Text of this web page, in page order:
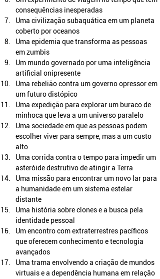
consequências inesperadas
Uma civilização subaquática em um planeta
coberto por oceanos
Uma epidemia que transforma as pessoas
em zumbis
Um mundo governado por uma inteligência
artificial onipresente
Uma rebelião contra um governo opressor em
um futuro distópico
Uma expedição para explorar um buraco de
minhoca que leva a um universo paralelo
Uma sociedade em que as pessoas podem
escolher viver para sempre, mas a um custo
alto
Uma corrida contra o tempo para impedir um
asteróide destrutivo de atingir a Terra
Uma missão para encontrar um novo lar para
a humanidade em um sistema estelar
distante
Uma história sobre clones e a busca pela
identidade pessoal
Um encontro com extraterrestres pacíficos
que oferecem conhecimento e tecnologia
avançados
Uma trama envolvendo a criação de mundos
virtuais e a dependência humana em relação